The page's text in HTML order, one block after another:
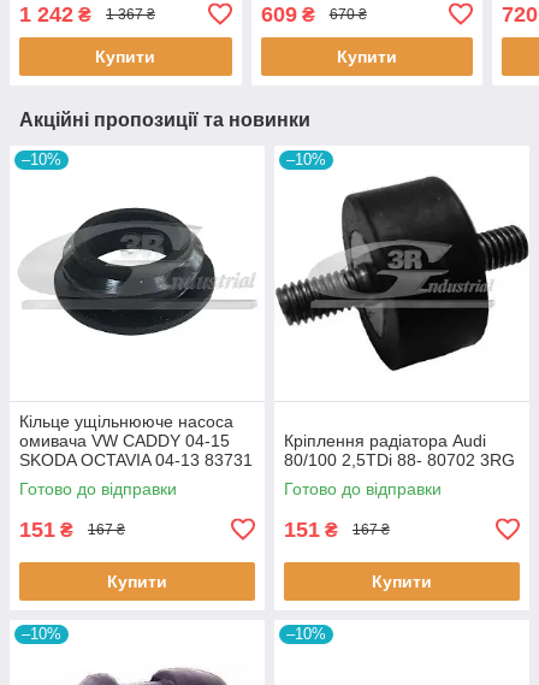
Bus/Omnicity/Omnilink/P/G/R/T
1 242 ₴ 1 367 ₴
Купити
74x20x32 500574
CAFFARO
609₴ 670 ₴
Купити
720
Акційні пропозиції та новинки
–10%
Кiльце ущiльнююче насоса
омивача VW CADDY 04-15
SKODA OCTAVIA 04-13 83731
3RG
Готово до відправки
151 ₴ 167 ₴
Купити
–10%
Кріплення радіатора Audi
80/100 2,5TDi 88- 80702 3RG
Готово до відправки
151 ₴ 167 ₴
Купити
–10% –10%